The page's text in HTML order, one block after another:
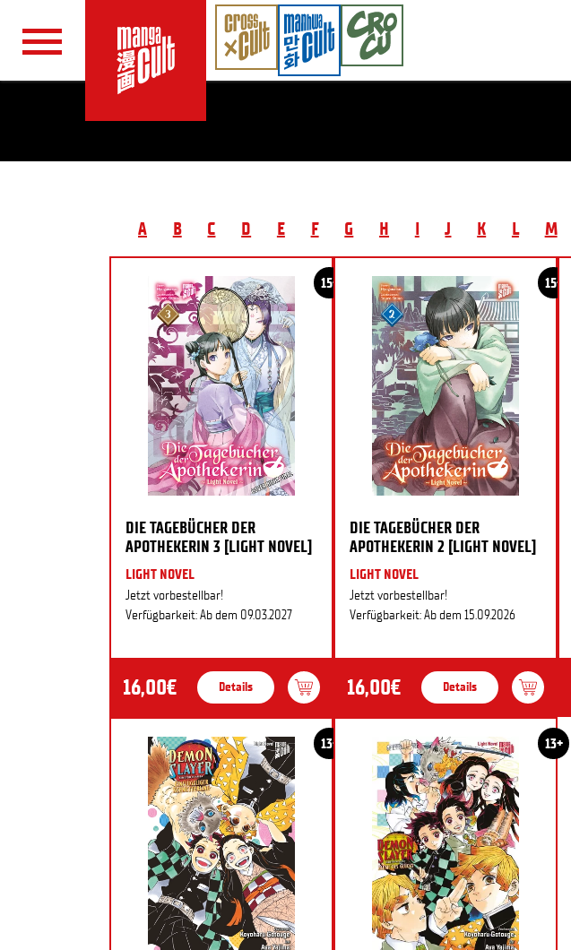
A
B C D E F G H I J K L M
15+
DIE TAGEBÜCHER DER
APOTHEKERIN 3 [LIGHT NOVEL]
LIGHT NOVEL
Jetzt vorbestellbar!
Verfügbarkeit: Ab dem 09.03.2027
16,00€ Details
15+
DIE TAGEBÜCHER DER
APOTHEKERIN 2 [LIGHT NOVEL]
LIGHT NOVEL
Jetzt vorbestellbar!
Verfügbarkeit: Ab dem 15.09.2026
16,00€ Details
13+ 13+